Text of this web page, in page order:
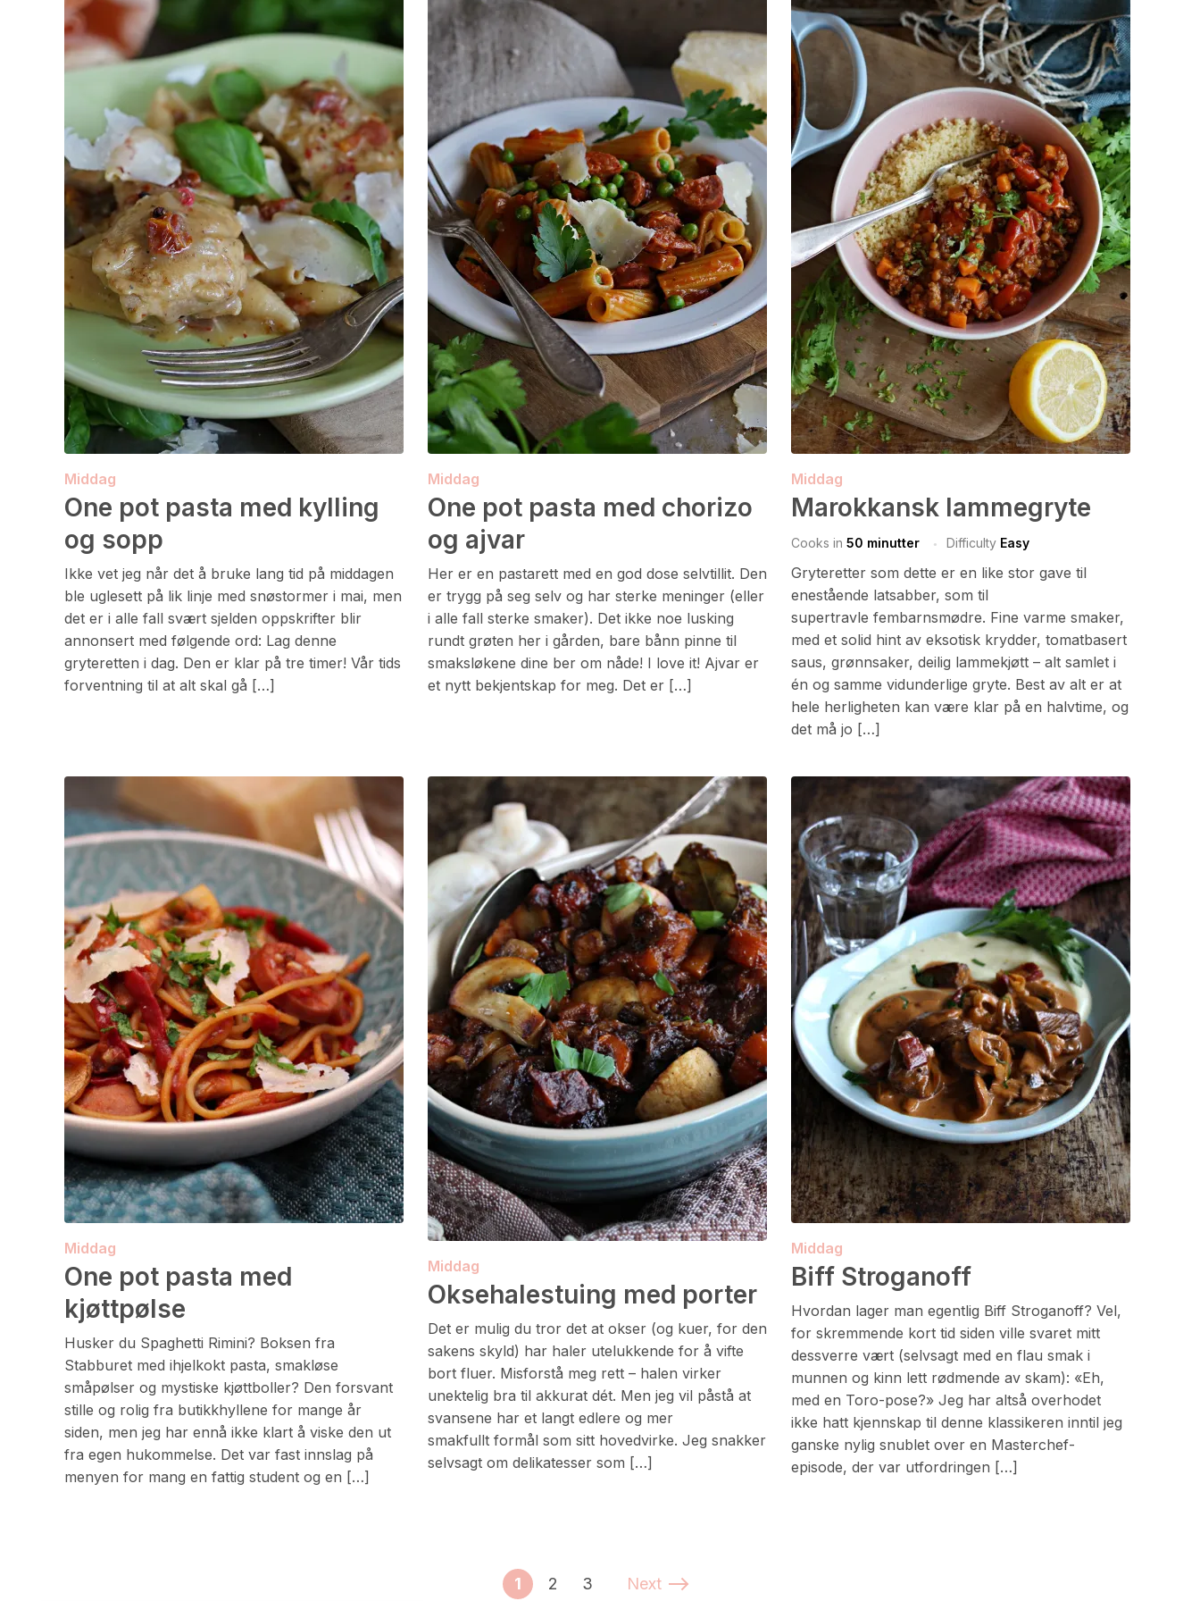
Middag
One pot pasta med kylling
og sopp
Ikke vet jeg når det å bruke lang tid på middagen
ble uglesett på lik linje med snøstormer i mai, men
det er i alle fall svært sjelden oppskrifter blir
annonsert med følgende ord: Lag denne
gryteretten i dag. Den er klar på tre timer! Vår tids
forventning til at alt skal gå […]
Middag
One pot pasta med chorizo
og ajvar
Her er en pastarett med en god dose selvtillit. Den
er trygg på seg selv og har sterke meninger (eller
i alle fall sterke smaker). Det ikke noe lusking
rundt grøten her i gården, bare bånn pinne til
smaksløkene dine ber om nåde! I love it! Ajvar er
et nytt bekjentskap for meg. Det er […]
Middag
Marokkansk lammegryte
Cooks in 50 minutter Difficulty Easy
Gryteretter som dette er en like stor gave til
enestående latsabber, som til
supertravle fembarnsmødre. Fine varme smaker,
med et solid hint av eksotisk krydder, tomatbasert
saus, grønnsaker, deilig lammekjøtt – alt samlet i
én og samme vidunderlige gryte. Best av alt er at
hele herligheten kan være klar på en halvtime, og
det må jo […]
Middag
One pot pasta med
kjøttpølse
Husker du Spaghetti Rimini? Boksen fra
Stabburet med ihjelkokt pasta, smakløse
småpølser og mystiske kjøttboller? Den forsvant
stille og rolig fra butikkhyllene for mange år
siden, men jeg har ennå ikke klart å viske den ut
fra egen hukommelse. Det var fast innslag på
menyen for mang en fattig student og en […]
Middag
Oksehalestuing med porter
Det er mulig du tror det at okser (og kuer, for den
sakens skyld) har haler utelukkende for å vifte
bort fluer. Misforstå meg rett – halen virker
unektelig bra til akkurat dét. Men jeg vil påstå at
svansene har et langt edlere og mer
smakfullt formål som sitt hovedvirke. Jeg snakker
selvsagt om delikatesser som […]
Middag
Biff Stroganoff
Hvordan lager man egentlig Biff Stroganoff? Vel,
for skremmende kort tid siden ville svaret mitt
dessverre vært (selvsagt med en flau smak i
munnen og kinn lett rødmende av skam): «Eh,
med en Toro-pose?» Jeg har altså overhodet
ikke hatt kjennskap til denne klassikeren inntil jeg
ganske nylig snublet over en Masterchef-
episode, der var utfordringen […]
1 2 3 Next